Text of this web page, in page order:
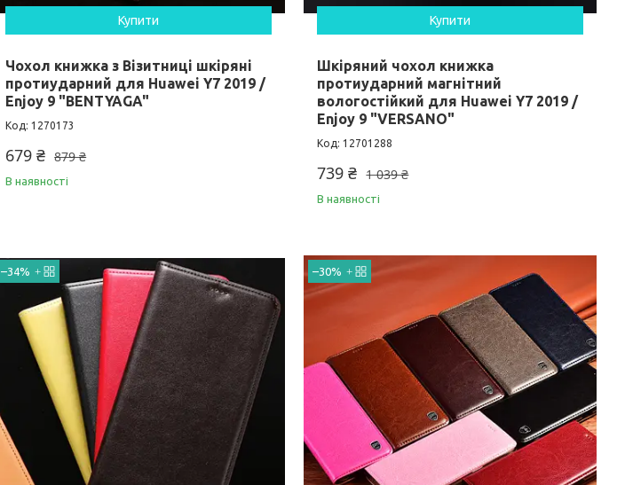
Купити
Чохол книжка з Візитниці шкіряні
протиударний для Huawei Y7 2019 /
Enjoy 9 "BENTYAGA"
1270173
879 ₴
679 ₴
В наявності
Купити
Шкіряний чохол книжка
протиударний магнітний
вологостійкий для Huawei Y7 2019 /
Enjoy 9 "VERSANO"
12701288
1 039 ₴
739 ₴
В наявності
–34% –30%